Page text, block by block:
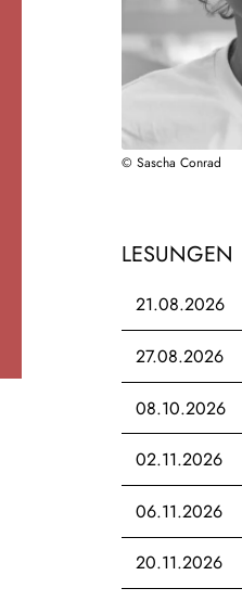
© Sascha Conrad
LESUNGEN
21.08.2026
27.08.2026
08.10.2026
02.11.2026
06.11.2026
20.11.2026